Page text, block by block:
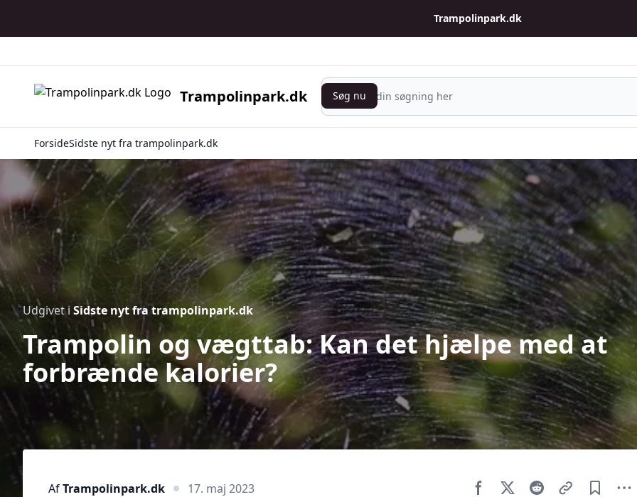
Trampolinpark.dk
Trampolinpark.dk
Søg nu
Søg nu
ForsideSidste nyt fra trampolinpark.dk
Udgivet i Sidste nyt fra trampolinpark.dk
Trampolin og vægttab: Kan det hjælpe med at
forbrænde kalorier?
AfTrampolinpark.dk 17. maj 2023